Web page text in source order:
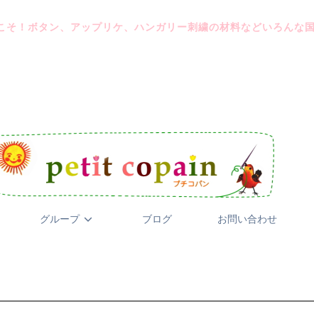
！ボタン、アップリケ、ハンガリー刺繍の材料などいろんな
グループ ブログ お問い合わせ